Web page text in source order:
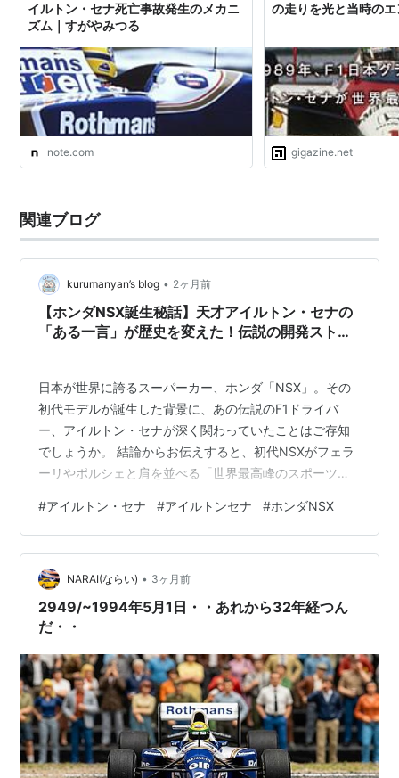
イルトン・セナ死亡事故発生のメカニ
ズム｜すがやみつる
note.com
の走りを光と当時の
gigazine.net
関連ブログ
kurumanyan’s blog • 2ヶ月前
【ホンダNSX誕生秘話】天才アイルトン・セナの
「ある一言」が歴史を変えた！伝説の開発ストー
日本が世界に誇るスーパーカー、ホンダ「NSX」。その
初代モデルが誕生した背景に、あの伝説のF1ドライバ
ー、アイルトン・セナが深く関わっていたことはご存知
でしょうか。 結論からお伝えすると、初代NSXがフェラ
ーリやポルシェと肩を並べる「世界最高峰のスポーツカ
し”があったからです。もし彼のアドバイスが無ければ、
NSXは全く違うクルマになっていたかもしれません。 本
記事では、「ホンダ NSX 誕生秘話 アイルトン・セナ」
というテーマで、天才ドライバーとホンダ開発陣が織り
なした熱い開発ストーリーを紐解いていきます。鈴鹿サ
ーキットでの衝撃的なテストドライ…
#アイルトン・セナ #アイルトンセナ #ホンダNSX
NARAI(ならい) • 3ヶ月前
2949/~1994年5月1日・・あれから32年経つん
だ・・